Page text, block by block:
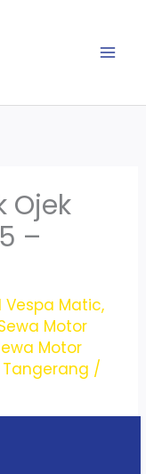
Ojek
–
Vespa Matic,
Motor
Motor
/